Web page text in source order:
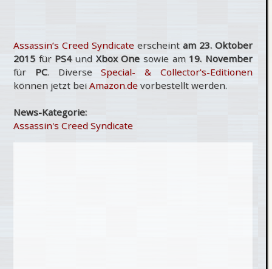
Assassin’s Creed Syndicate erscheintam 23. Oktober
2015für PS4und Xbox Onesowie am 19. November
für PC. DiverseSpecial- & Collector's-Editionen
können jetzt bei Amazon.de vorbestellt werden.
News-Kategorie:
Assassin's Creed Syndicate